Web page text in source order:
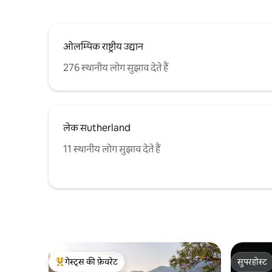
ओलम्पिक राष्ट्रीय उद्यान
276 स्थानीय लोग सुझाव देते हैं
लेक सutherland
11 स्थानीय लोग सुझाव देते हैं
गेस्ट्स का टॉप फ़ेवरेट
गेस्ट्स की फ़ेवरेट
सुपरहोस्ट
सुपरहोस्ट